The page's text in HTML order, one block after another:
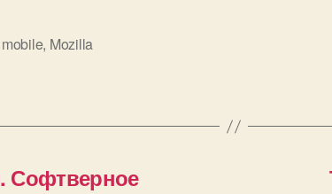
mobile, Mozilla
Софтверное